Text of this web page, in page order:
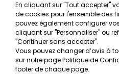
MON
Créer un
En cliquant sur "Tout accepter"
de cookies pour l'ensemble des
pouvez également configurer
cliquant sur "Personnaliser" ou
"Continuer sans accepter".
Vous pouvez changer d’avis à
sur notre page Politique de
footer de chaque page.